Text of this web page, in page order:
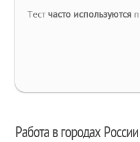
Тестчасто используются
Работа в городах